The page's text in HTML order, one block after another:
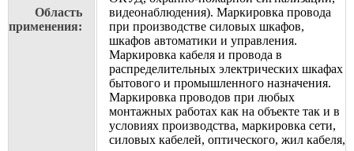
Область
применения:
видеонаблюдения). Маркировка провода
при производстве силовых шкафов,
шкафов автоматики и управления.
Маркировка кабеля и провода в
распределительных электрических шкафах
бытового и промышленного назначения.
Маркировка проводов при любых
монтажных работах как на объекте так и в
условиях производства, маркировка сети,
силовых кабелей, оптического, жил кабеля,